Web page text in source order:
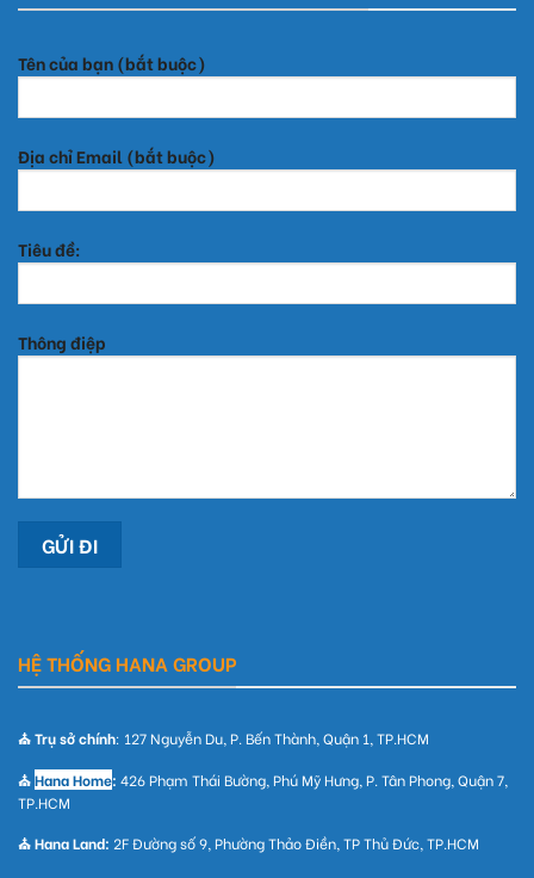
Tên của bạn (bắt buộc)
Địa chỉ Email (bắt buộc)
Tiêu đề:
Thông điệp
HỆ THỐNG HANA GROUP
⛪ Trụ sở chính: 127 Nguyễn Du, P. Bến Thành, Quận 1, TP.HCM
⛪Hana Home: 426 Phạm Thái Bường, Phú Mỹ Hưng, P. Tân Phong, Quận 7,
TP.HCM
⛪ Hana Land: 2F Đường số 9, Phường Thảo Điền, TP Thủ Đức, TP.HCM